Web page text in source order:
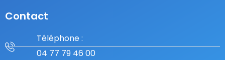
Contact
Téléphone :
04 77 79 46 00